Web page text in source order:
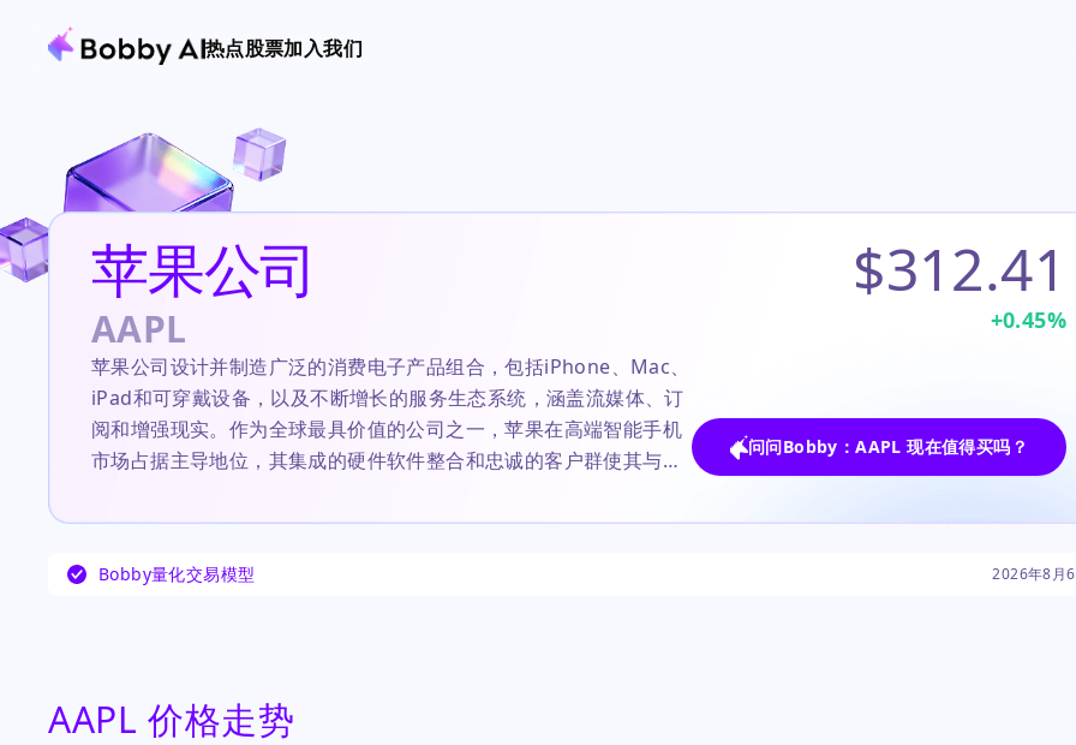
热点股票加入我们
苹果公司
AAPL
$312.41
+0.45%
苹果公司设计并制造广泛的消费电子产品组合，包括iPhone、Mac、
iPad和可穿戴设备，以及不断增长的服务生态系统，涵盖流媒体、订
阅和增强现实。作为全球最具价值的公司之一，苹果在高端智能手机
市场占据主导地位，其集成的硬件软件整合和忠诚的客户群使其与众
最新季度增长了22%，但供应限制和谨慎的指引引发了近期的抛售，
被视为关键的增长驱动力，尽管零部件短缺和利润率压力的近期不利
问问Bobby：AAPL 现在值得买吗？
Bobby量化交易模型 2026年8月
AAPL 价格走势